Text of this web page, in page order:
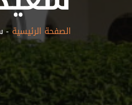
الصفحة الرئيسية -